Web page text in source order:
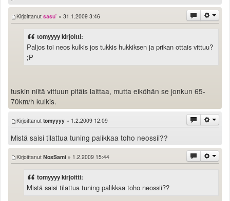
Kirjoittanut sasu` » 31.1.2009 3:46
tomyyyy kirjoitti:
Paljos toi neos kulkis jos tukkis hukkiksen ja prikan ottais vittuu?
;P
tuskin niitä vittuun pitäis laittaa, mutta eiköhän se jonkun 65-
70km/h kulkis.
Kirjoittanut tomyyyy » 1.2.2009 12:09
Mistä saisi tilattua tuning palikkaa toho neossii??
Kirjoittanut NosSami » 1.2.2009 15:44
tomyyyy kirjoitti:
Mistä saisi tilattua tuning palikkaa toho neossii??